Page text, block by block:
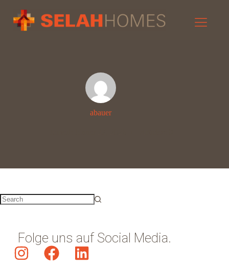
JETZT SPENDEN
abauer
Folge uns auf Social Media.